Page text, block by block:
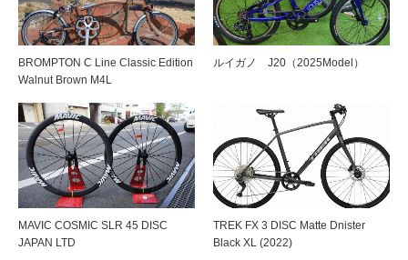
BROMPTON C Line Classic Edition
Walnut Brown M4L
ルイガノ J20（2025Model）
MAVIC COSMIC SLR 45 DISC
JAPAN LTD
TREK FX 3 DISC Matte Dnister
Black XL (2022)